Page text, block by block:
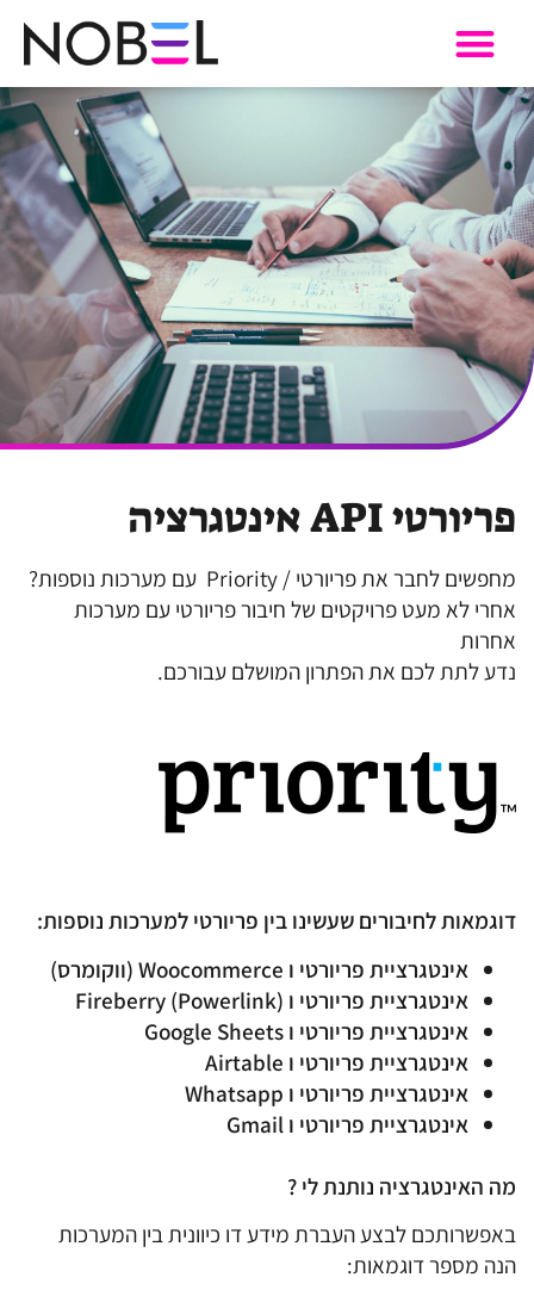
פריורטי API אינטגרציה
מחפשים לחבר את פריורטי / Priority עם מערכות נוספות?
אחרי לא מעט פרויקטים של חיבור פריורטי עם מערכות
אחרות
נדע לתת לכם את הפתרון המושלם עבורכם.
דוגמאות לחיבורים שעשינו בין פריורטי למערכות נוספות:
אינטגרציית פריורטי ו Woocommerce (ווקומרס)
אינטגרציית פריורטי ו Fireberry (Powerlink)
אינטגרציית פריורטי ו Google Sheets
אינטגרציית פריורטי ו Airtable
אינטגרציית פריורטי ו Whatsapp
אינטגרציית פריורטי ו Gmail
מה האינטגרציה נותנת לי ?
באפשרותכם לבצע העברת מידע דו כיוונית בין המערכות
הנה מספר דוגמאות: